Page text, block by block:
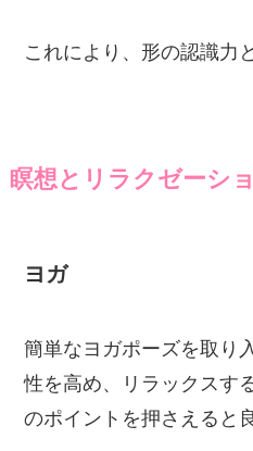
これにより、形の認識力
瞑想とリラクゼーシ
ヨガ
簡単なヨガポーズを取り
性を高め、リラックスす
のポイントを押さえると